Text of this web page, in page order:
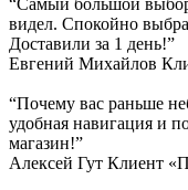
видел. Спокойно
Доставили за 1 день!”
Евгений Михайлов
“Почему вас раньше
удобная навигация и
магазин!”
Алексей Гут Клиент